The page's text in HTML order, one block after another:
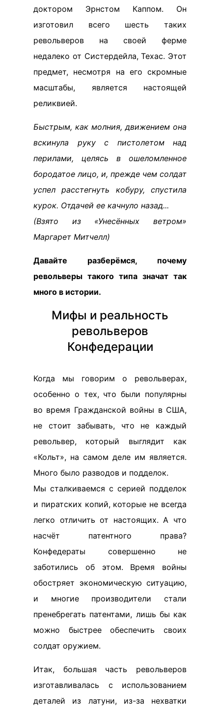
доктором Эрнстом Каппом. Он
изготовил всего шесть таких
револьверов на своей ферме
недалеко от Систердейла, Техас. Этот
предмет, несмотря на его скромные
масштабы, является настоящей
реликвией.
Быстрым, как молния, движением она
вскинула руку с пистолетом над
перилами, целясь в ошеломленное
бородатое лицо, и, прежде чем солдат
успел расстегнуть кобуру, спустила
курок. Отдачей ее качнуло назад...
(Взято из «Унесённых ветром»
Маргарет Митчелл)
Давайте разберёмся, почему
револьверы такого типа значат так
много в истории.
Мифы и реальность
револьверов
Конфедерации
Когда мы говорим о револьверах,
особенно о тех, что были популярны
во время Гражданской войны в США,
не стоит забывать, что не каждый
револьвер, который выглядит как
«Кольт», на самом деле им является.
Много было разводов и подделок.
Мы сталкиваемся с серией подделок
и пиратских копий, которые не всегда
легко отличить от настоящих. А что
насчёт патентного права?
Конфедераты совершенно не
заботились об этом. Время войны
обостряет экономическую ситуацию,
и многие производители стали
пренебрегать патентами, лишь бы как
можно быстрее обеспечить своих
солдат оружием.
Итак, большая часть револьверов
изготавливалась с использованием
деталей из латуни, из-за нехватки